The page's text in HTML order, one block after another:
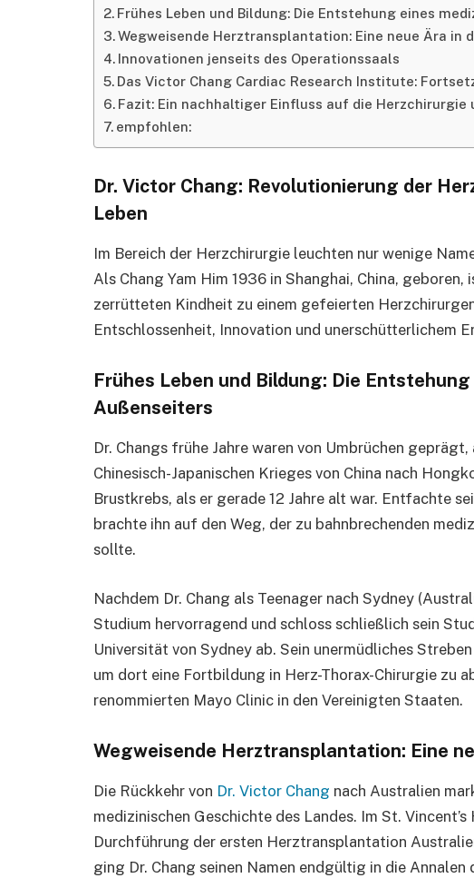
Frühes Leben und Bildung: Die Entstehung eines
Wegweisende Herztransplantation: Eine neue Ära in
Innovationen jenseits des Operationssaals
Das Victor Chang Cardiac Research Institute:
Fazit: Ein nachhaltiger Einfluss auf die Herzchirurgie
empfohlen:
Dr. Victor Chang: Revolutionierung der
Leben
Im Bereich der Herzchirurgie leuchten nur wenige
Als Chang Yam Him 1936 in Shanghai, China,
zerrütteten Kindheit zu einem gefeierten
Entschlossenheit, Innovation und unerschütterlichem
Frühes Leben und Bildung: Die
Außenseiters
Dr. Changs frühe Jahre waren von Umbrüchen
Chinesisch-Japanischen Krieges von China nach
Brustkrebs, als er gerade 12 Jahre alt war. Entfachte
brachte ihn auf den Weg, der zu bahnbrechenden
sollte.
Nachdem Dr. Chang als Teenager nach Sydney
Studium hervorragend und schloss schließlich sein
Universität von Sydney ab. Sein unermüdliches
um dort eine Fortbildung in Herz-Thorax-Chirurgie zu
renommierten Mayo Clinic in den Vereinigten Staaten.
Wegweisende Herztransplantation: Eine
Die Rückkehr von Dr. Victor Chang nach Australien
medizinischen Geschichte des Landes. Im St.
Durchführung der ersten Herztransplantation
ging Dr. Chang seinen Namen endgültig in die